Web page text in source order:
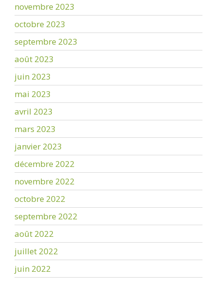
novembre 2023
octobre 2023
septembre 2023
août 2023
juin 2023
mai 2023
avril 2023
mars 2023
janvier 2023
décembre 2022
novembre 2022
octobre 2022
septembre 2022
août 2022
juillet 2022
juin 2022